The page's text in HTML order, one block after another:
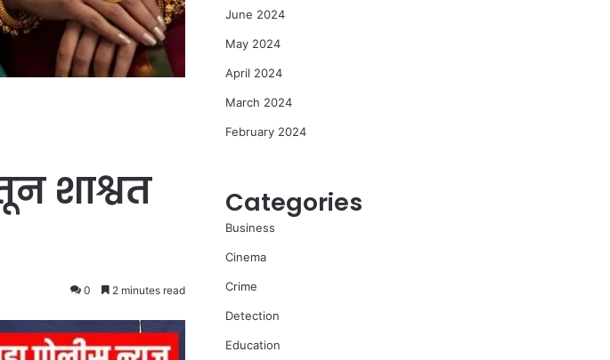
शाश्वत
0 2 minutes read
June 2024
May 2024
April 2024
March 2024
February 2024
Categories
Business
Cinema
Crime
Detection
Education